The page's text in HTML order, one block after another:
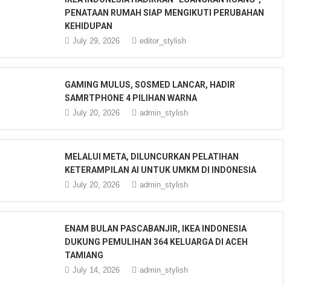
PENATAAN RUMAH SIAP MENGIKUTI PERUBAHAN
KEHIDUPAN
July 29, 2026 editor_stylish
GAMING MULUS, SOSMED LANCAR, HADIR
SAMRTPHONE 4 PILIHAN WARNA
July 20, 2026 admin_stylish
MELALUI META, DILUNCURKAN PELATIHAN
KETERAMPILAN AI UNTUK UMKM DI INDONESIA
July 20, 2026 admin_stylish
ENAM BULAN PASCABANJIR, IKEA INDONESIA
DUKUNG PEMULIHAN 364 KELUARGA DI ACEH
TAMIANG
July 14, 2026 admin_stylish